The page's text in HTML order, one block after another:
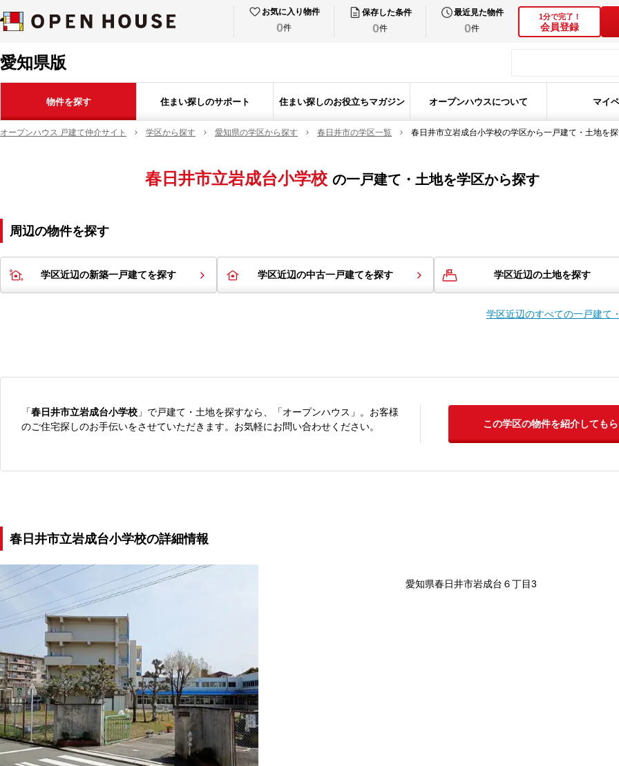
お気に入り物件
0件
保存した条件
0件
最近見た物件
0件
1分で完了！
会員登録
愛知県版
物件を探す 住まい探しのサポート 住まい探しのお役立ちマガジン オープンハウスについて マイ
オープンハウス 戸建て仲介サイト 学区から探す 愛知県の学区から探す 春日井市の学区一覧 春日井市立岩成台小学校の学区から一戸建て・土地を
春日井市立岩成台小学校 の一戸建て・土地を学区から探す
周辺の物件を探す
学区近辺の新築一戸建てを探す 学区近辺の中古一戸建てを探す 学区近辺の土地を探す
学区近辺のすべての一戸建て
「春日井市立岩成台小学校 」で戸建て・土地を探すなら、「オープンハウス」。お客様
のご住宅探しのお手伝いをさせていただきます。お気軽にお問い合わせください。
この学区の物件を紹介してもら
春日井市立岩成台小学校の詳細情報
愛知県春日井市岩成台６丁目3